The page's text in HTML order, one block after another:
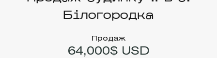
Білогородка
Продаж
64,000$ USD